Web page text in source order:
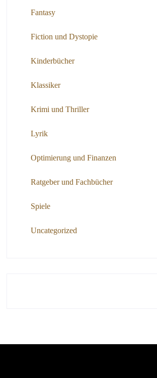
Fantasy
Fiction und Dystopie
Kinderbücher
Klassiker
Krimi und Thriller
Lyrik
Optimierung und Finanzen
Ratgeber und Fachbücher
Spiele
Uncategorized